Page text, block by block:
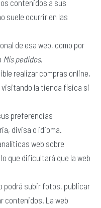
contenidos a sus
suele ocurrir en las
de esa web, como por
Mis pedidos.
realizar compras online,
la tienda física si
preferencias
divisa o idioma.
web sobre
que dificultará que la web
podrá subir fotos, publicar
contenidos. La web